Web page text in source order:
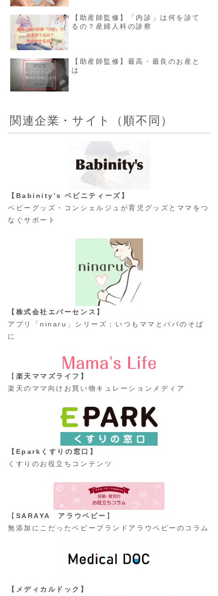
【助産師監修】「内診」は何を診て
るの？産婦人科の診察
【助産師監修】最高・最良のお産と
は
関連企業・サイト（順不同）
【Babinity’s ベビニティーズ】
ベビーグッズ・コンシェルジュが育児グッズとママをつ
なぐサポート
【株式会社エバーセンス】
アプリ「ninaru」シリーズ：いつもママとパパのそば
に
【 楽天ママズライフ】
楽天のママ向けお買い物キュレーションメディア
【Eparkくすりの窓口】
くすりのお役立ちコンテンツ
【 SARAYA アラウベビー 】
無添加にこだったベビーブランドアラウベビーのコラム
【メディカルドック】